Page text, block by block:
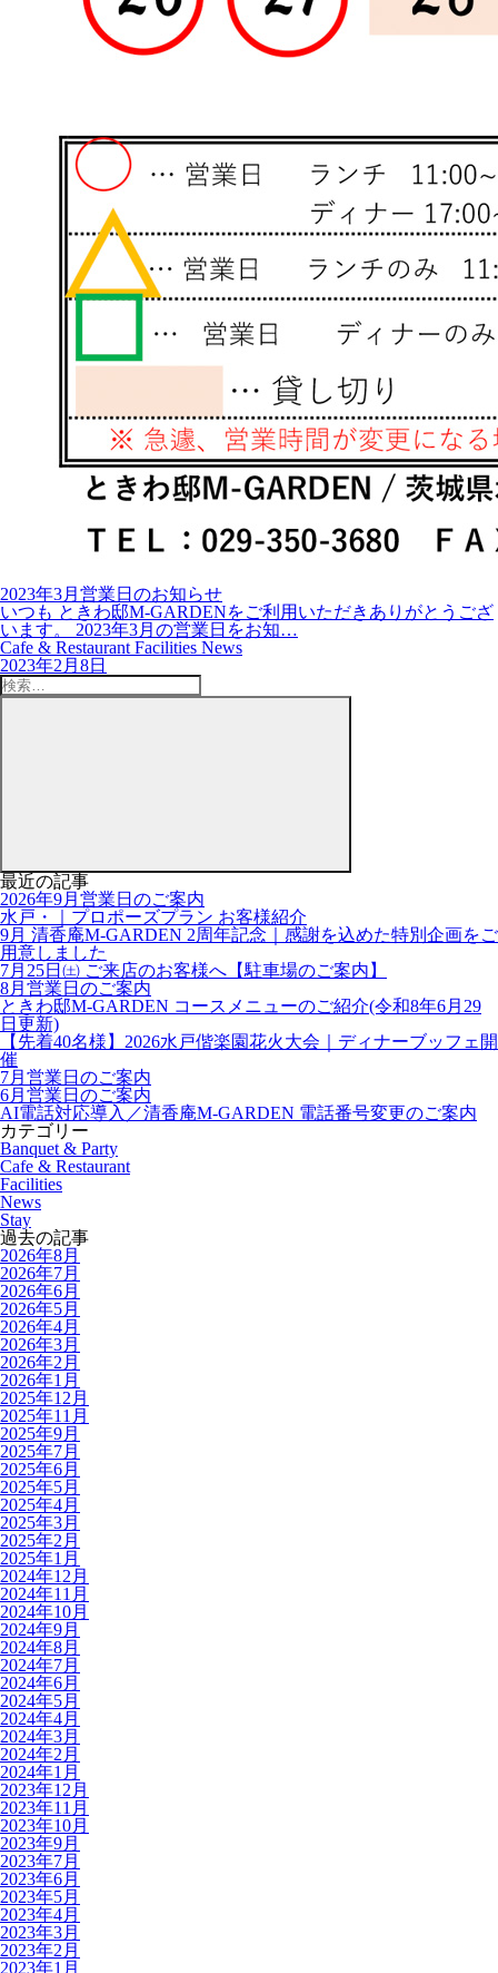
2023年3月営業日のお知らせ
いつも ときわ邸M-GARDENをご利用いただきありがとうござ
います。 2023年3月の営業日をお知…
Cafe & Restaurant Facilities News
2023年2月8日
検
索:
最近の記事
2026年9月営業日のご案内
水戸・｜プロポーズプラン お客様紹介
9月 清香庵M-GARDEN 2周年記念｜感謝を込めた特別企画をご
用意しました
7月25日㈯ ご来店のお客様へ【駐車場のご案内】
8月営業日のご案内
ときわ邸M-GARDEN コースメニューのご紹介(令和8年6月29
日更新)
【先着40名様】2026水戸偕楽園花火大会｜ディナーブッフェ開
催
7月営業日のご案内
6月営業日のご案内
AI電話対応導入／清香庵M-GARDEN 電話番号変更のご案内
カテゴリー
Banquet & Party
Cafe & Restaurant
Facilities
News
Stay
過去の記事
2026年8月
2026年7月
2026年6月
2026年5月
2026年4月
2026年3月
2026年2月
2026年1月
2025年12月
2025年11月
2025年9月
2025年7月
2025年6月
2025年5月
2025年4月
2025年3月
2025年2月
2025年1月
2024年12月
2024年11月
2024年10月
2024年9月
2024年8月
2024年7月
2024年6月
2024年5月
2024年4月
2024年3月
2024年2月
2024年1月
2023年12月
2023年11月
2023年10月
2023年9月
2023年7月
2023年6月
2023年5月
2023年4月
2023年3月
2023年2月
2023年1月